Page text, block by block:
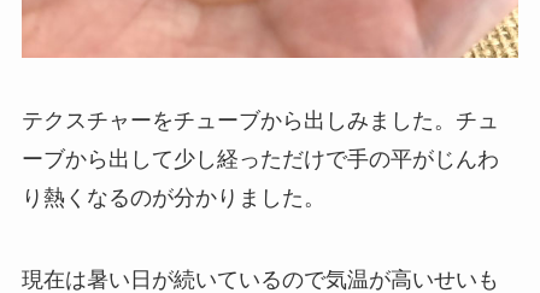
テクスチャーをチューブから出しみました。チュ
ーブから出して少し経っただけで手の平がじんわ
り熱くなるのが分かりました。
現在は暑い日が続いているので気温が高いせいも